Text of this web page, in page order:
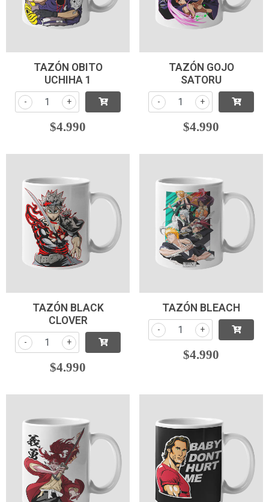
TAZÓN OBITO
UCHIHA 1
+
-
$4.990
TAZÓN GOJO
SATORU
+
-
$4.990
TAZÓN BLACK
CLOVER
+
-
$4.990
TAZÓN BLEACH
+
-
$4.990